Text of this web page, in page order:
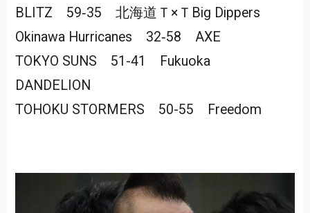
BLITZ 59‐35 北海道Ｔ×ＴBig Dippers
Okinawa Hurricanes 32‐58 AXE
TOKYO SUNS 51-41 Fukuoka
DANDELION
TOHOKU STORMERS 50-55 Freedom